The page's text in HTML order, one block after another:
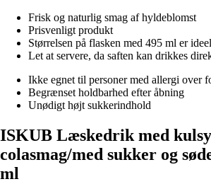
Frisk og naturlig smag af hyldeblomst
Prisvenligt produkt
Størrelsen på flasken med 495 ml er
Let at servere, da saften kan drikkes
Ikke egnet til personer med allergi over
Begrænset holdbarhed efter åbning
Unødigt højt sukkerindhold
ISKUB Læskedrik med
colasmag/med sukker og
ml